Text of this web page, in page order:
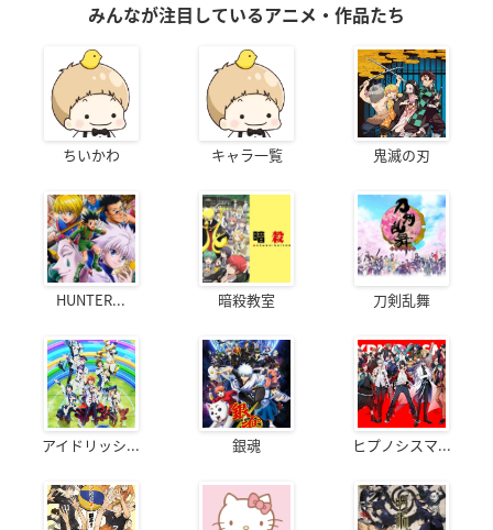
みんなが注目しているアニメ・作品たち
ちいかわ キャラ一覧 鬼滅の刃
HUNTER... 暗殺教室 刀剣乱舞
アイドリッシ... 銀魂 ヒプノシスマ...